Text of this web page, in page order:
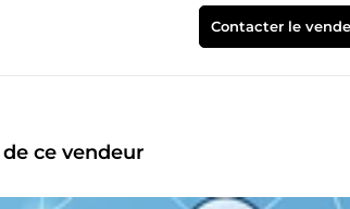
Contacter le
ce vendeur